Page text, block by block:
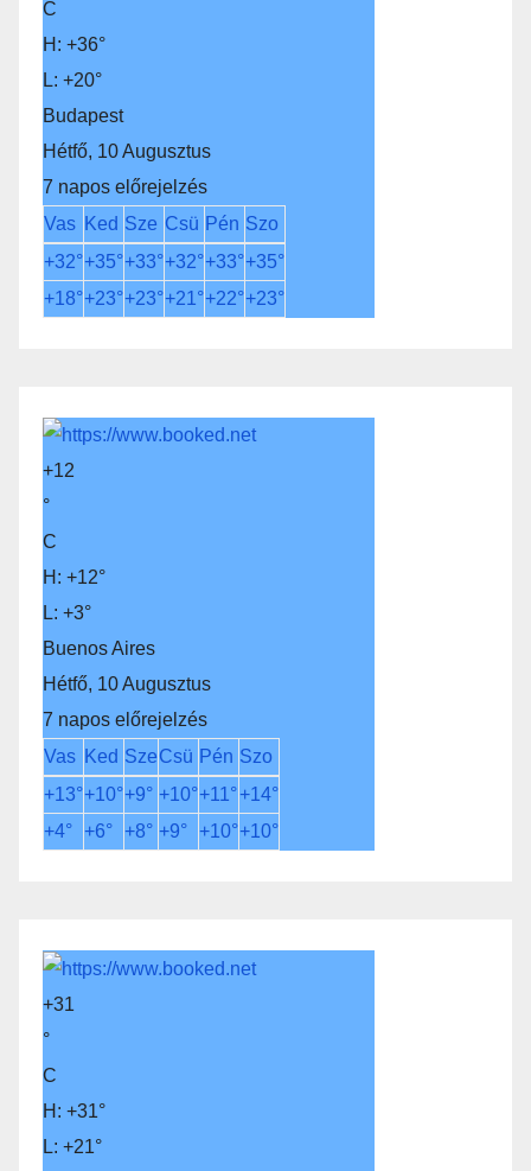
C
H: +36°
L: +20°
Budapest
Hétfő, 10 Augusztus
7 napos előrejelzés
Vas Ked Sze Csü Pén Szo
+32°+35°+33°+32°+33°+35°
+18°+23°+23°+21°+22°+23°
+12
°
C
H: +12°
L: +3°
Buenos Aires
Hétfő, 10 Augusztus
7 napos előrejelzés
Vas Ked SzeCsü Pén Szo
+13°+10°+9° +10°+11°+14°
+4° +6° +8° +9° +10°+10°
+31
°
C
H: +31°
L: +21°